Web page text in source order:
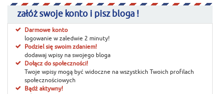
załóż swoje konto i pisz bloga !
Darmowe konto
logowanie w zaledwie 2 minuty!
Podziel się swoim zdaniem!
dodawaj wpisy na swojego bloga
Dołącz do społeczności!
Twoje wpisy mogą być widoczne na wszystkich Twoich profilach
społecznościowych
Bądź aktywny!